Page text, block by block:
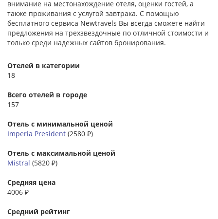
внимание на местонахождение отеля, оценки гостей, а
также проживания с услугой завтрака. С помощью
бесплатного сервиса Newtravels Вы всегда сможете найти
предложения на трехзвездочные по отличной стоимости и
только среди надежных сайтов бронирования.
Отелей в категории
18
Всего отелей в городе
157
Отель с минимальной ценой
Imperia President (2580 ₽)
Отель с максимальной ценой
Mistral (5820 ₽)
Средняя цена
4006 ₽
Средний рейтинг